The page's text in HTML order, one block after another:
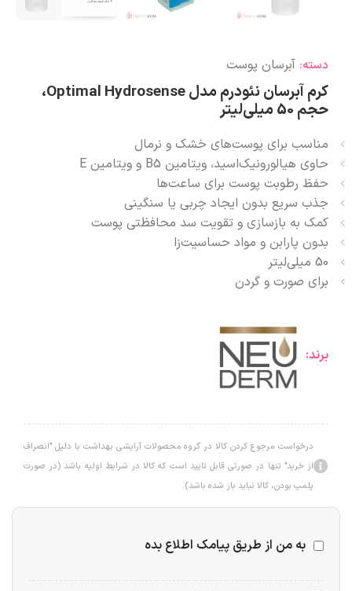
دسته: آبرسان پوست
کرم آبرسان نئودرم مدل Optimal Hydrosense،
حجم 50 میلی‌لیتر
مناسب برای پوست‌های خشک و نرمال
حاوی هیالورونیک‌اسید، ویتامین B5 و ویتامین E
حفظ رطوبت پوست برای ساعت‌ها
جذب سریع بدون ایجاد چربی یا سنگینی
کمک به بازسازی و تقویت سد محافظتی پوست
بدون پارابن و مواد حساسیت‌زا
50 میلی‌لیتر
برای صورت و گردن
برند:
درخواست مرجوع کردن کالا در گروه محصولات آرایشی بهداشت با دلیل "انصراف
از خرید" تنها در صورتی قابل تایید است که کالا در شرایط اولیه باشد (در صورت
پلمپ بودن، کالا نباید باز شده باشد).
به من از طریق پیامک اطلاع بده